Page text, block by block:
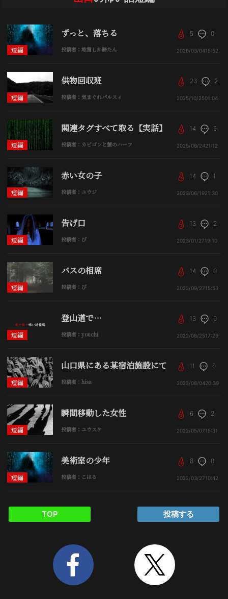
短編
ずっと、落ちる
投稿者：地雷しか勝たん
5 0
2026/03/0415:52
短編
供物回収班
投稿者：気まぐれパルスィ
23 2
2025/10/2501:04
短編
関連タグすべて取る【実話】
投稿者：カビゴンと蟹のハーフ
14 9
2025/08/2421:12
短編
赤い女の子
投稿者：ユウジ
14 1
2023/06/1921:30
短編
告げ口
投稿者：ぴ
13 2
2023/01/2719:10
短編
バスの相席
投稿者：ぴ
14 0
2022/09/2715:53
短編
登山道で…
投稿者：youchi
13 0
2022/08/2517:29
短編
山口県にある某宿泊施設にて
投稿者：hisa
11 0
2022/08/0420:39
短編
瞬間移動した女性
投稿者：ユウスケ
6 2
2022/05/0715:31
短編
美術室の少年
投稿者：こはる
8 0
2022/03/2710:42
TOP 投稿する